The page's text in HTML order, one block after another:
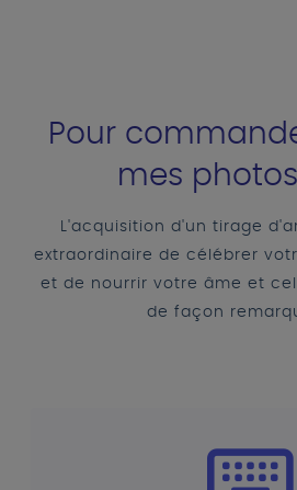
Pour
mes
L'acquisition d'un tirage
extraordinaire de célébrer
et de nourrir votre âme et
de façon